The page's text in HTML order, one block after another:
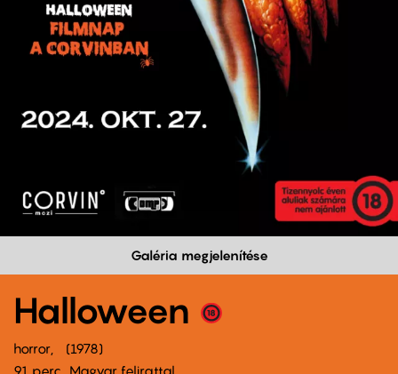
Galéria megjelenítése
Halloween
horror
1978
91 perc,
Magyar felirattal